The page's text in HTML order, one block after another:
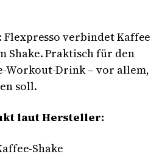
Flexpresso verbindet Kaffee
Shake. Praktisch für den
Workout-Drink – vor allem,
soll.
laut Hersteller:
Shake